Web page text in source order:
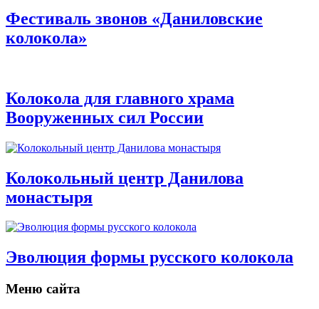
Фестиваль звонов «Даниловские
колокола»
Колокола для главного храма
Вооруженных сил России
Колокольный центр Данилова
монастыря
Эволюция формы русского колокола
Меню сайта